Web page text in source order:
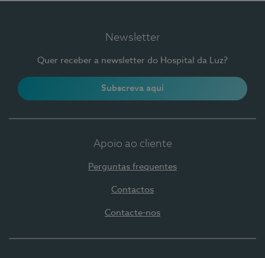
Newsletter
Quer receber a newsletter do Hospital da Luz?
Subscreva aqui
Apoio ao cliente
Perguntas frequentes
Contactos
Contacte-nos